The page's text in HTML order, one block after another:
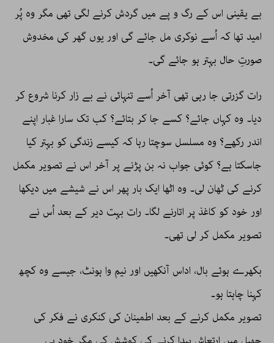
بے یقینی اس کے رگ و پے میں گردش کرنے لگی تھی مگر وہ پُر
امید تھا کہ اُسے نوکری مل جائے گی اور یوں گھر کی مخدوش
صورتِ حال بہتر ہو جائے گی۔
رات گزرتی جا رہی تھی آخر اُسے تنہائی نے بے زار کرنا شروع کر
دیا۔ وہ کہاں جائے؟ کسے جا کر بتائے؟ کب تک سارا غبار اپنے
اندر رکھے؟ وہ مسلسل سوچتا رہا کہ کیسے زندگی کو بہتر کیا
جاسکتا ہے؟ کوئی جواب نہ بن پڑنے پر آخر اس نے تصویر مکمل
کرنے کی ٹھان لی۔ وہ اٹھا ایک بار پھر اس نے شیشے میں دیکھا
اور خود کو کاغذ پر اتارنے لگا۔ رات بہت دیر کے بعد اُس نے
تصویر مکمل کر لی تھی۔
بکھرے ہوئے بال، اداس آنکھیں اور نیم وا ہونٹ، جیسے وہ کچھ
کہنا چاہتا ہو۔
تصویر مکمل کرنے کے بعد اطمینان کی کنکری نے فکر کی